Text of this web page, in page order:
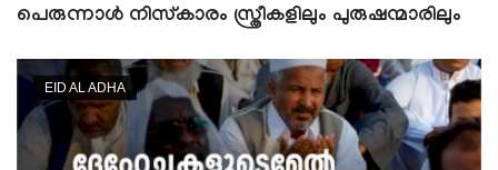
പെരുന്നാള്‍ നിസ്‌കാരം സ്ത്രീകളിലും പുരുഷന്മാരിലും
EID AL ADHA